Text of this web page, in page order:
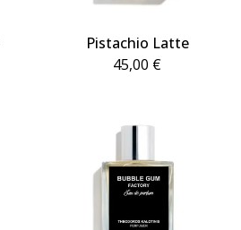
Pistachio Latte
45,00 €